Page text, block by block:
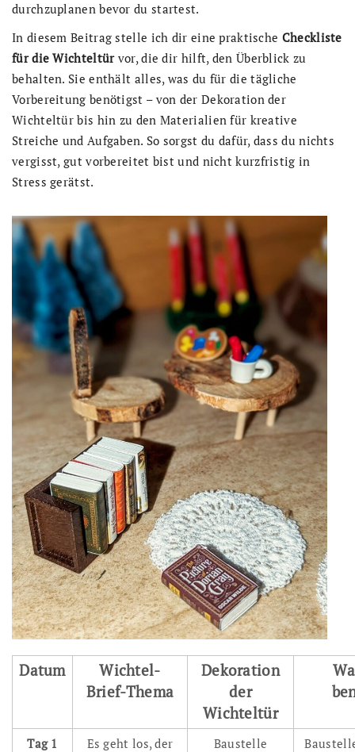
durchzuplanen bevor du startest.
In diesem Beitrag stelle ich dir eine praktische Checkliste
für die Wichteltürvor, die dir hilft, den Überblick zu
behalten. Sie enthält alles, was du für die tägliche
Vorbereitung benötigst – von der Dekoration der
Wichteltür bis hin zu den Materialien für kreative
Streiche und Aufgaben. So sorgst du dafür, dass du nichts
vergisst, gut vorbereitet bist und nicht kurzfristig in
Stress gerätst.
Datum
Wichtel-
Brief-Thema
Dekoration
der
Wichteltür
Tag 1
Es geht los, der
Baustelle